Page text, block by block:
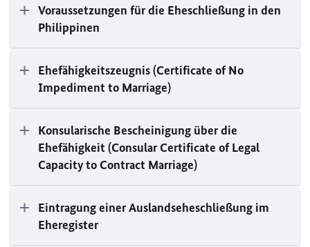
Voraussetzungen für die Eheschließung in den
Philippinen
Ehefähigkeitszeugnis (Certificate of No
Impediment to Marriage)
Konsularische Bescheinigung über die
Ehefähigkeit (Consular Certificate of Legal
Capacity to Contract Marriage)
Eintragung einer Auslandseheschließung im
Eheregister